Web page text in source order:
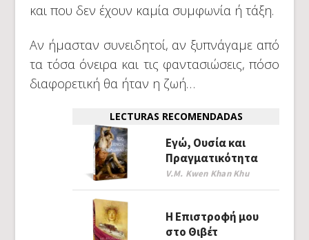
και που δεν έχουν καμία συμφωνία ή τάξη.
Αν ήμασταν συνειδητοί, αν ξυπνάγαμε από
τα τόσα όνειρα και τις φαντασιώσεις, πόσο
διαφορετική θα ήταν η ζωή…
LECTURAS RECOMENDADAS
Εγώ, Ουσία και
Πραγματικότητα
V.M. Kwen Khan Khu
Η Επιστροφή μου
στο Θιβέτ